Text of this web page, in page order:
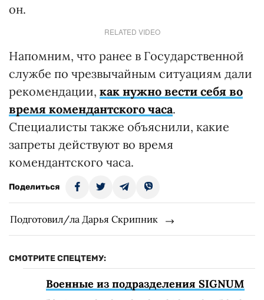
он.
RELATED VIDEO
Напомним, что ранее в Государственной
службе по чрезвычайным ситуациям дали
рекомендации, как нужно вести себя во
время комендантского часа.
Специалисты также объяснили, какие
запреты действуют во время
комендантского часа.
Поделиться
Подготовил/ла Дарья Скрипник
СМОТРИТЕ СПЕЦТЕМУ:
Военные из подразделения SIGNUM